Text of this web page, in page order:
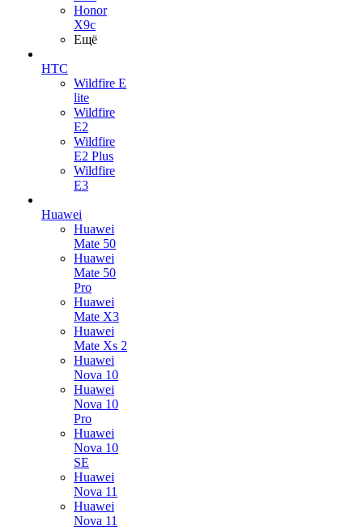
Honor
X9c
Ещё
HTC
Wildfire E
lite
Wildfire
E2
Wildfire
E2 Plus
Wildfire
E3
Huawei
Huawei
Mate 50
Huawei
Mate 50
Pro
Huawei
Mate X3
Huawei
Mate Xs 2
Huawei
Nova 10
Huawei
Nova 10
Pro
Huawei
Nova 10
SE
Huawei
Nova 11
Huawei
Nova 11